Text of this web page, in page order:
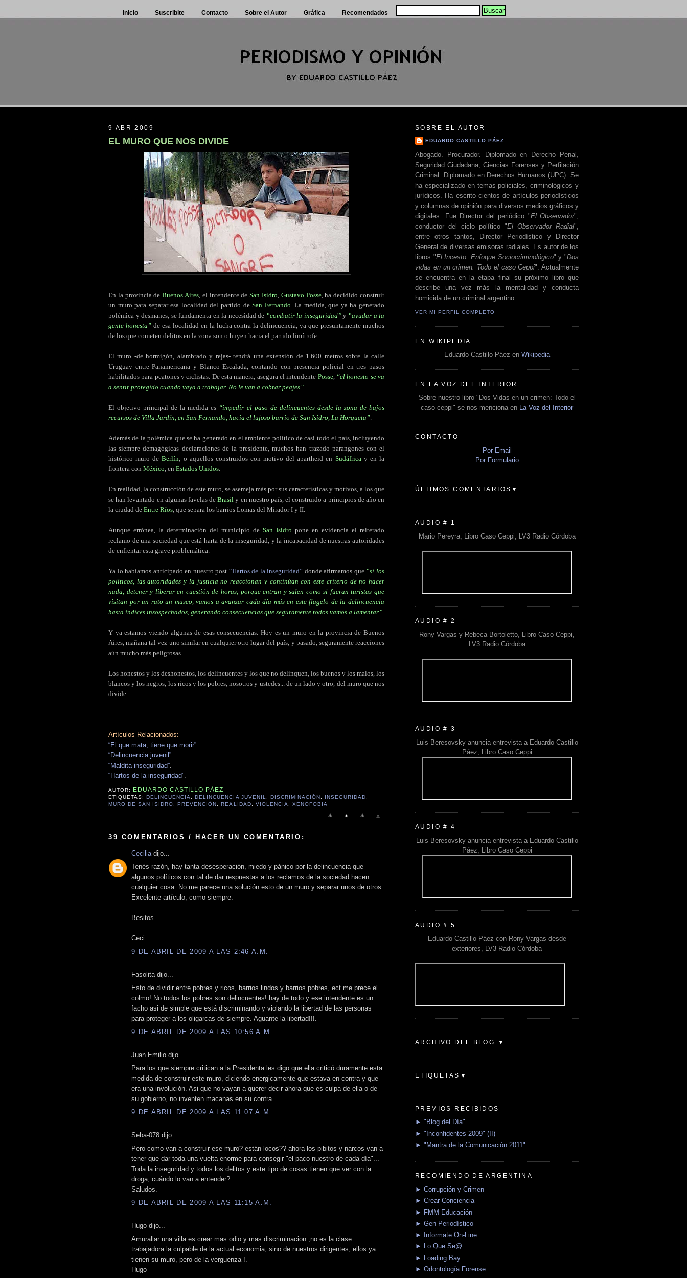
Inicio Suscribite Contacto Sobre el Autor Gráfica Recomendados
9 ABR 2009
EL MURO QUE NOS DIVIDE
En la provincia deBuenos Aires, el intendente deSan Isidro, Gustavo Posse, ha decidido construir
un muro para separar esa localidad del partido deSan Fernando. La medida, que ya ha generado
polémica y desmanes, se fundamenta en la necesidad de “combatir la inseguridad”y “ayudar a la
gente honesta”de esa localidad en la lucha contra la delincuencia, ya que presuntamente muchos
de los que cometen delitos en la zona son o huyen hacia el partido limítrofe.
El muro -de hormigón, alambrado y rejas- tendrá una extensión de 1.600 metros sobre la calle
Uruguay entre Panamericana y Blanco Escalada, contando con presencia policial en tres pasos
habilitados para peatones y ciclistas. De esta manera, asegura el intendente Posse, “el honesto se va
a sentir protegido cuando vaya a trabajar. No le van a cobrar peajes”.
El objetivo principal de la medida es “impedir el paso de delincuentes desde la zona de bajos
recursos de Villa Jardín, en San Fernando, hacia el lujoso barrio de San Isidro, La Horqueta”.
Además de la polémica que se ha generado en el ambiente político de casi todo el país, incluyendo
las siempre demagógicas declaraciones de la presidente, muchos han trazado parangones con el
histórico muro deBerlín, o aquellos construidos con motivo del apartheid en Sudáfricay en la
frontera con México, en Estados Unidos.
En realidad, la construcción de este muro, se asemeja más por sus características y motivos, a los que
se han levantado en algunas favelas deBrasil y en nuestro país, el construido a principios de año en
la ciudad de Entre Ríos, que separa los barrios Lomas del Mirador I y II.
Aunque errónea, la determinación del municipio de San Isidro pone en evidencia el reiterado
reclamo de una sociedad que está harta de la inseguridad, y la incapacidad de nuestras autoridades
de enfrentar esta grave problemática.
Ya lo habíamos anticipado en nuestro post “Hartos de la inseguridad” donde afirmamos que “si los
políticos, las autoridades y la justicia no reaccionan y continúan con este criterio de no hacer
nada, detener y liberar en cuestión de horas, porque entran y salen como si fueran turistas que
visitan por un rato un museo, vamos a avanzar cada día más en este flagelo de la delincuencia
hasta índices insospechados, generando consecuencias que seguramente todos vamos a lamentar”.
Y ya estamos viendo algunas de esas consecuencias. Hoy es un muro en la provincia de Buenos
Aires, mañana tal vez uno similar en cualquier otro lugar del país, y pasado, seguramente reacciones
aún mucho más peligrosas.
Los honestos y los deshonestos, los delincuentes y los que no delinquen, los buenos y los malos, los
blancos y los negros, los ricos y los pobres, nosotros y ustedes... de un lado y otro, del muro que nos
divide.-
Artículos Relacionados:
“El que mata, tiene que morir”.
“Delincuencia juvenil”.
“Maldita inseguridad”.
“Hartos de la inseguridad”.
AUTOR: EDUARDO CASTILLO PÁEZ
ETIQUETAS:DELINCUENCIA ,DELINCUENCIA JUVENIL DISCRIMINACIÓN INSEGURIDAD
MURO DE SAN ISIDRO
,PREVENCIÓN ,REALIDAD VIOLENCIA XENOFOBIA
39 COMENTARIOS / HACER UN COMENTARIO:
Cecilia dijo...
Tenés razón, hay tanta desesperación, miedo y pánico por la delincuencia que
algunos políticos con tal de dar respuestas a los reclamos de la sociedad hacen
cualquier cosa. No me parece una solución esto de un muro y separar unos de otros.
Excelente artículo, como siempre.
Besitos.
Ceci
9 DE ABRIL DE 2009 A LAS 2:46 A.M.
Fasolita dijo...
Esto de dividir entre pobres y ricos, barrios lindos y barrios pobres, ect me prece el
colmo! No todos los pobres son delincuentes! hay de todo y ese intendente es un
facho asi de simple que está discriminando y violando la libertad de las personas
para proteger a los oligarcas de siempre. Aguante la libertad!!!.
9 DE ABRIL DE 2009 A LAS 10:56 A.M.
Juan Emilio dijo...
Para los que siempre critican a la Presidenta les digo que ella criticó duramente esta
medida de construir este muro, diciendo energicamente que estava en contra y que
era una involución. Asi que no vayan a querer decir ahora que es culpa de ella o de
su gobierno, no inventen macanas en su contra.
9 DE ABRIL DE 2009 A LAS 11:07 A.M.
Seba-078 dijo...
Pero como van a construir ese muro? están locos?? ahora los pibitos y narcos van a
tener que dar toda una vuelta enorme para consegir "el paco nuestro de cada día"...
Toda la inseguridad y todos los delitos y este tipo de cosas tienen que ver con la
droga, cuándo lo van a entender?.
Saludos.
9 DE ABRIL DE 2009 A LAS 11:15 A.M.
Hugo dijo...
Amurallar una villa es crear mas odio y mas discriminacion ,no es la clase
trabajadora la culpable de la actual economia, sino de nuestros dirigentes, ellos ya
tienen su muro, pero de la verguenza !.
Hugo
SOBRE EL AUTOR
EDUARDO CASTILLO PÁEZ
Abogado. Procurador. Diplomado en Derecho Penal,
Seguridad Ciudadana, Ciencias Forenses y Perfilación
Criminal. Diplomado en Derechos Humanos (UPC). Se
ha especializado en temas policiales, criminológicos y
jurídicos. Ha escrito cientos de artículos periodísticos
y columnas de opinión para diversos medios gráficos y
digitales. Fue Director del periódico "El Observador",
conductor del ciclo político "El Observador Radial",
entre otros tantos, Director Periodístico y Director
General de diversas emisoras radiales. Es autor de los
libros "El Incesto. Enfoque Sociocriminológico" y "Dos
vidas en un crimen: Todo el caso Ceppi". Actualmente
se encuentra en la etapa final su próximo libro que
describe una vez más la mentalidad y conducta
homicida de un criminal argentino.
VER MI PERFIL COMPLETO
EN WIKIPEDIA
Eduardo Castillo Páez en Wikipedia
EN LA VOZ DEL INTERIOR
Sobre nuestro libro "Dos Vidas en un crimen: Todo el
caso ceppi" se nos menciona en
La Voz del Interior
CONTACTO
Por Email
Por Formulario
ÚLTIMOS COMENTARIOS▼
AUDIO # 1
Mario Pereyra, Libro Caso Ceppi, LV3 Radio Córdoba
AUDIO # 2
Rony Vargas y Rebeca Bortoletto, Libro Caso Ceppi,
LV3 Radio Córdoba
AUDIO # 3
Luis Beresovsky anuncia entrevista a Eduardo Castillo
Páez, Libro Caso Ceppi
AUDIO # 4
Luis Beresovsky anuncia entrevista a Eduardo Castillo
Páez, Libro Caso Ceppi
AUDIO # 5
Eduardo Castillo Páez con Rony Vargas desde
exteriores, LV3 Radio Córdoba
ARCHIVO DEL BLOG ▼
ETIQUETAS▼
PREMIOS RECIBIDOS
► "Blog del Día"
► "Inconfidentes 2009" (II)
► "Mantra de la Comunicación 2011"
RECOMIENDO DE ARGENTINA
► Corrupción y Crimen
► Crear Conciencia
► FMM Educación
► Gen Periodístico
► Informate On-Line
► Lo Que Se@
► Loading Bay
► Odontología Forense